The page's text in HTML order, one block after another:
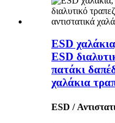
ESD
ESD
πατάκι
χαλάκια
ESD /